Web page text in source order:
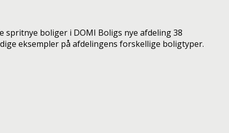
boliger i DOMI Boligs nye afdeling 38
eksempler på afdelingens forskellige boligtyper.